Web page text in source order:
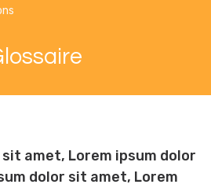
amet, Lorem ipsum dolor
dolor sit amet, Lorem